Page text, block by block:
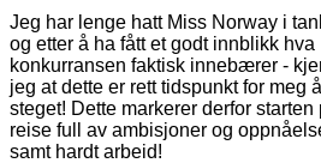
Jeg har lenge hatt Miss Norway i
og etter å ha fått et godt innblikk hva
konkurransen faktisk innebærer -
jeg at dette er rett tidspunkt for meg
steget! Dette markerer derfor starten
reise full av ambisjoner og
samt hardt arbeid!